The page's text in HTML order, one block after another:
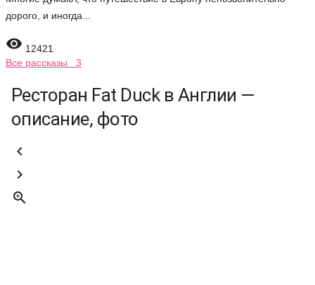
дорого, и иногда...
 12421
Все рассказы 3
Ресторан Fat Duck в Англии —
описание, фото


